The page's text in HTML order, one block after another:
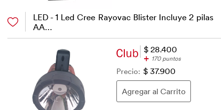
LED - 1 Led Cree Rayovac Blister Incluye 2 pilas
AA...
$ 28.400
+ 170 puntos
Precio: $ 37.900